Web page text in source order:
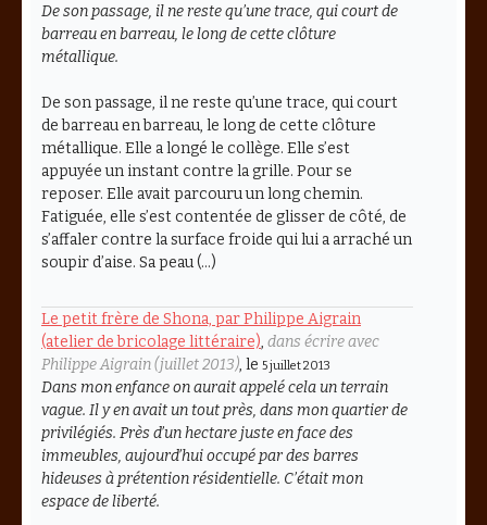
De son passage, il ne reste qu’une trace, qui court de
barreau en barreau, le long de cette clôture
métallique.
De son passage, il ne reste qu’une trace, qui court
de barreau en barreau, le long de cette clôture
métallique. Elle a longé le collège. Elle s’est
appuyée un instant contre la grille. Pour se
reposer. Elle avait parcouru un long chemin.
Fatiguée, elle s’est contentée de glisser de côté, de
s’affaler contre la surface froide qui lui a arraché un
soupir d’aise. Sa peau (…)
Le petit frère de Shona, par Philippe Aigrain
(atelier de bricolage littéraire), dans écrire avec
Philippe Aigrain (juillet 2013), le 5 juillet 2013
Dans mon enfance on aurait appelé cela un terrain
vague. Il y en avait un tout près, dans mon quartier de
privilégiés. Près d’un hectare juste en face des
immeubles, aujourd’hui occupé par des barres
hideuses à prétention résidentielle. C’était mon
espace de liberté.